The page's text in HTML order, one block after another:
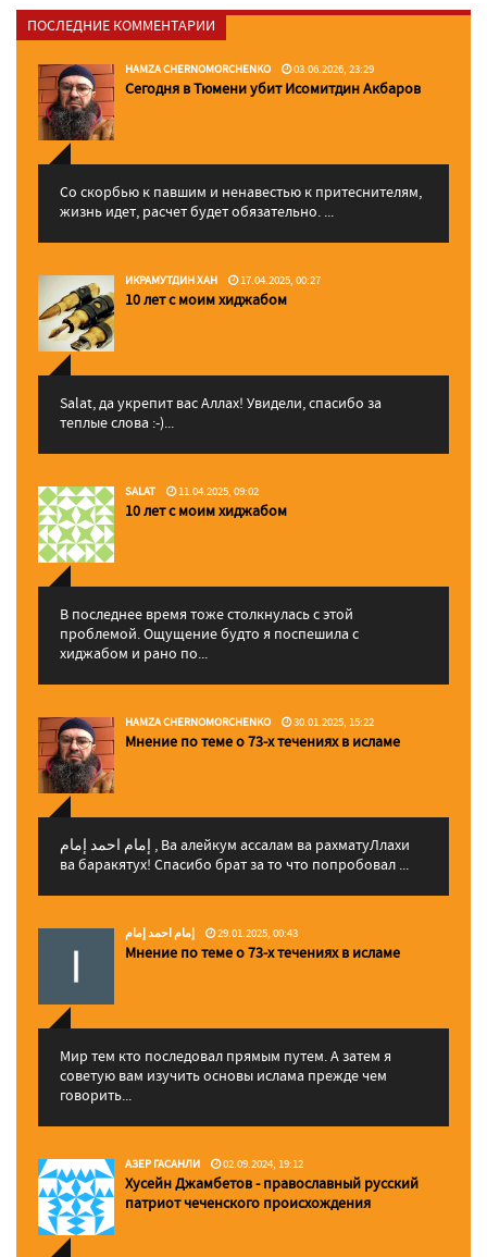
ПОСЛЕДНИЕ КОММЕНТАРИИ
HAMZA CHERNOMORCHENKO 03.06.2026, 23:29
Сегодня в Тюмени убит Исомитдин Акбаров
Со скорбью к павшим и ненавестью к притеснителям,
жизнь идет, расчет будет обязательно. ...
ИКРАМУТДИН ХАН 17.04.2025, 00:27
10 лет с моим хиджабом
Salat, да укрепит вас Аллаx! Увидели, спасибо за
теплые слова :-)...
SALAT 11.04.2025, 09:02
10 лет с моим хиджабом
В последнее время тоже столкнулась с этой
проблемой. Ощущение будто я поспешила с
хиджабом и рано по...
HAMZA CHERNOMORCHENKO 30.01.2025, 15:22
Мнение по теме о 73-х течениях в исламе
إمام احمد إمام , Ва алейкум ассалам ва рахматуЛлахи
ва баракятух! Спасибо брат за то что попробовал ...
إمام احمد إمام 29.01.2025, 00:43
Мнение по теме о 73-х течениях в исламе
Мир тем кто последовал прямым путем. А затем я
советую вам изучить основы ислама прежде чем
говорить...
АЗЕР ГАСАНЛИ 02.09.2024, 19:12
Хусейн Джамбетов - православный русский
патриот чеченского происхождения